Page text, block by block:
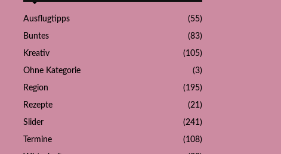
Ausflugtipps (55)
Buntes (83)
Kreativ (105)
Ohne Kategorie (3)
Region (195)
Rezepte (21)
Slider (241)
Termine (108)